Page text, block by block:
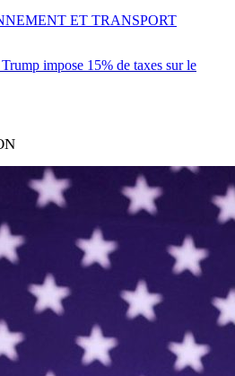
impose 15% de taxes sur le
ET TRANSPORT